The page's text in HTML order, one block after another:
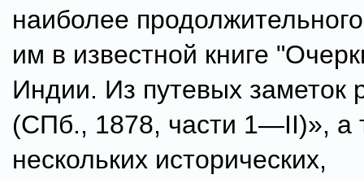
наиболее
им в известной книге
Индии. Из путевых заметок
(СПб., 1878, части 1—II)», а
нескольких исторических,